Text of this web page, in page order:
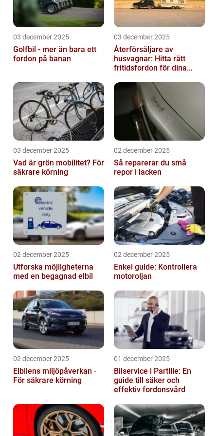
03 december 2025
Golfbil - mer än bara ett
fordon på banan
03 december 2025
Återförsäljare av
husvagnar: Hitta rätt
fritidsfordon för dina
03 december 2025
Vad är grön mobilitet? För
säkrare körning
02 december 2025
Så reparerar du små
repor i lacken
02 december 2025
Utforska möjligheterna
med en begagnad elbil
02 december 2025
Enkel guide: Kontrollera
motoroljan
02 december 2025
Elbilens miljöpåverkan -
För säkrare körning
01 december 2025
Bilservice i Partille: En
guide till säker och
effektiv fordonsvård